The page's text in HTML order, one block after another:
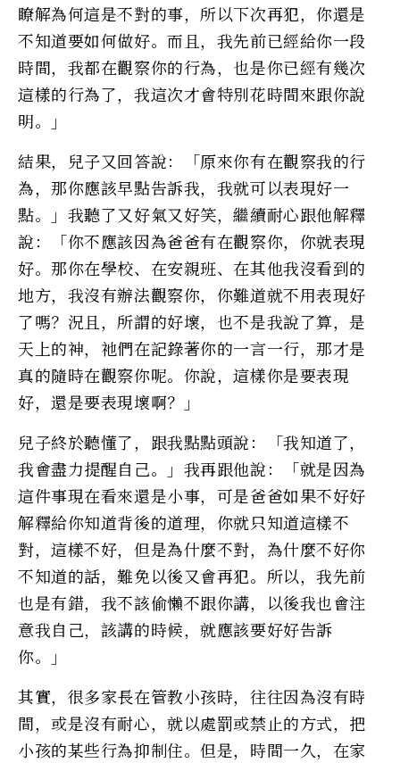
瞭解為何這是不對的事，所以下次再犯，你還是
不知道要如何做好。而且，我先前已經給你一段
時間，我都在觀察你的行為，也是你已經有幾次
這樣的行為了，我這次才會特別花時間來跟你說
明。」
結果，兒子又回答說：「原來你有在觀察我的行
為，那你應該早點告訴我，我就可以表現好一
點。」我聽了又好氣又好笑，繼續耐心跟他解釋
說：「你不應該因為爸爸有在觀察你，你就表現
好。那你在學校、在安親班、在其他我沒看到的
地方，我沒有辦法觀察你，你難道就不用表現好
了嗎？況且，所謂的好壞，也不是我說了算，是
天上的神，祂們在記錄著你的一言一行，那才是
真的隨時在觀察你呢。你說，這樣你是要表現
好，還是要表現壞啊？」
兒子終於聽懂了，跟我點點頭說：「我知道了，
我會盡力提醒自己。」我再跟他說：「就是因為
這件事現在看來還是小事，可是爸爸如果不好好
解釋給你知道背後的道理，你就只知道這樣不
對，這樣不好，但是為什麼不對，為什麼不好你
不知道的話，難免以後又會再犯。所以，我先前
也是有錯，我不該偷懶不跟你講，以後我也會注
意我自己，該講的時候，就應該要好好告訴
你。」
其實，很多家長在管教小孩時，往往因為沒有時
間，或是沒有耐心，就以處罰或禁止的方式，把
小孩的某些行為抑制住。但是，時間一久，在家